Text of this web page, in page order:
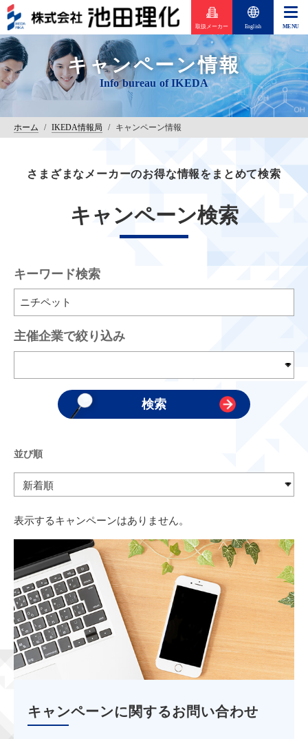
取扱メーカー English
キャンペーン情報
ホーム / IKEDA情報局 / キャンペーン情報
さまざまなメーカーのお得な情報をまとめて検索
キャンペーン検索
キーワード検索
主催企業で絞り込み
並び順
表示するキャンペーンはありません。
キャンペーンに関するお問い合わせ